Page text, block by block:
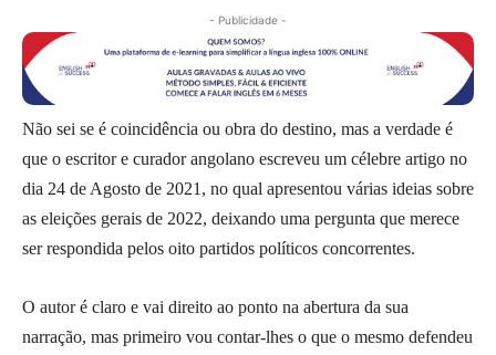
- Publicidade -
Não sei se é coincidência ou obra do destino, mas a verdade é
que o escritor e curador angolano escreveu um célebre artigo no
dia 24 de Agosto de 2021, no qual apresentou várias ideias sobre
as eleições gerais de 2022, deixando uma pergunta que merece
ser respondida pelos oito partidos políticos concorrentes.
O autor é claro e vai direito ao ponto na abertura da sua
narração, mas primeiro vou contar-lhes o que o mesmo defendeu